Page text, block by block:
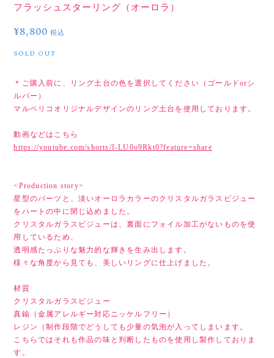
フラッシュスターリング（オーロラ）
¥8,800 税込
SOLD OUT
＊ご購入前に、リング土台の色を選択してください（ゴールドorシ
ルバー）
マルベリコオリジナルデザインのリング土台を使用しております。
動画などはこちら
https://youtube.com/shorts/I-LU0o9Rkt0?feature=share
<Production story>
星型のパーツと、淡いオーロラカラーのクリスタルガラスビジュー
をハートの中に閉じ込めました。
クリスタルガラスビジューは、裏面にフォイル加工がないものを使
用しているため、
透明感たっぷりな魅力的な輝きを生み出します。
様々な角度から見ても、美しいリングに仕上げました。
材質
クリスタルガラスビジュー
真鍮（金属アレルギー対応ニッケルフリー）
レジン（制作段階でどうしても少量の気泡が入ってしまいます。
こちらではそれも作品の味と判断したものを使用し製作しておりま
す。